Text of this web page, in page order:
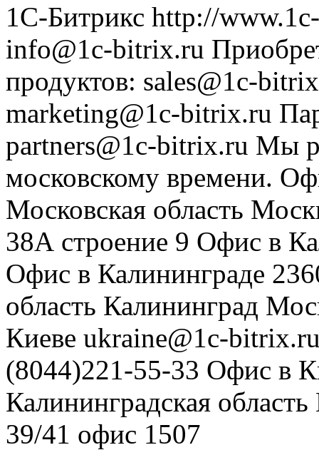
1С-Битрикс http://
info@1c-bitrix.ru
продуктов: sales@1c-
marketing@1c-bitrix.ru
partners@1c-bitrix.ru Мы
московскому времени.
Московская область
38А строение 9 Офис в
Офис в Калининграде
область Калининград
Киеве ukraine@1c-
(8044)221-55-33 Офис в
Калининградская область
39/41 офис 1507